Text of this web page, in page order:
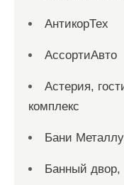
АнтикорТех
АссортиАвто
Астерия,
комплекс
Бани
Банный двор,